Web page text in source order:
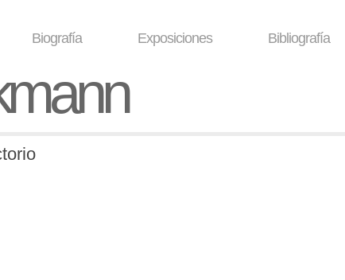
Biografía Exposiciones Bibliografía